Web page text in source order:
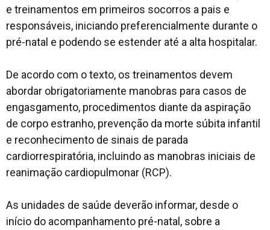
e treinamentos em primeiros socorros a pais e
responsáveis, iniciando preferencialmente durante o
pré-natal e podendo se estender até a alta hospitalar.
De acordo com o texto, os treinamentos devem
abordar obrigatoriamente manobras para casos de
engasgamento, procedimentos diante da aspiração
de corpo estranho, prevenção da morte súbita infantil
e reconhecimento de sinais de parada
cardiorrespiratória, incluindo as manobras iniciais de
reanimação cardiopulmonar (RCP).
As unidades de saúde deverão informar, desde o
início do acompanhamento pré-natal, sobre a